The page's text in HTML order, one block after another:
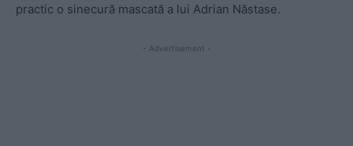
practic o sinecură mascată a lui Adrian Năstase.
- Advertisement -